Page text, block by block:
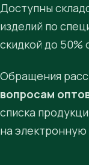
Доступны
изделий по
скидкой до 50%
Обращения
вопросам
списка
на электронную